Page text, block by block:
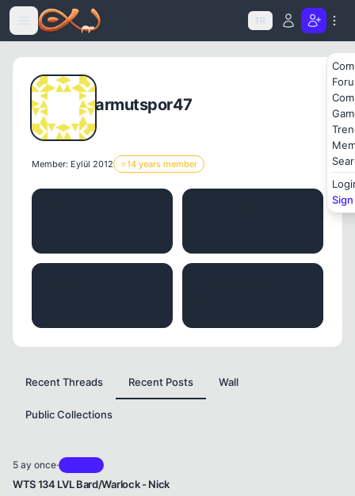
Icerige atla
TR
armutspor47
Member: Eylül 2012 ⭐14 years member
Recent Threads Recent Posts Wall
Public Collections
5 ay once·
WTS 134 LVL Bard/Warlock - Nick